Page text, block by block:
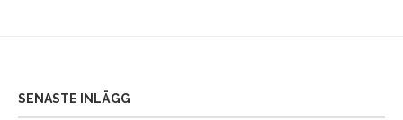
SENASTE INLÄGG